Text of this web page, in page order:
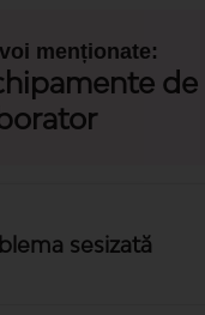
menționate:
de
sesizată